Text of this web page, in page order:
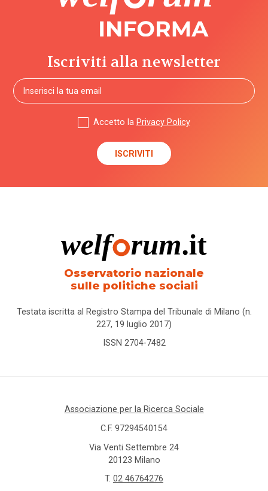
Iscriviti alla newsletter
Accetto la Privacy Policy
Osservatorio nazionale
sulle politiche sociali
Testata iscritta al Registro Stampa del Tribunale di Milano (n.
227, 19 luglio 2017)
ISSN 2704-7482
Associazione per la Ricerca Sociale
C.F. 97294540154
Via Venti Settembre 24
20123 Milano
T. 02 46764276